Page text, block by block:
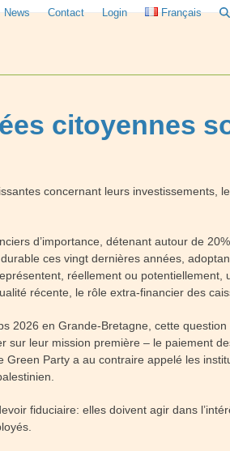
News Contact Login Français
citoyennes
concernant leurs investissements,
d’importance, détenant autour de
ces vingt dernières années,
réellement ou
récente, le rôle extra-financier des
2026 en Grande-Bretagne, cette
sur leur mission première – le paiement
Green Party a au contraire appelé les
fiduciaire: elles doivent agir dans